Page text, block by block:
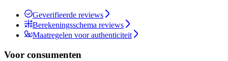
Geverifieerde reviews
Berekeningsschema reviews
Maatregelen voor authenticiteit
Voor consumenten